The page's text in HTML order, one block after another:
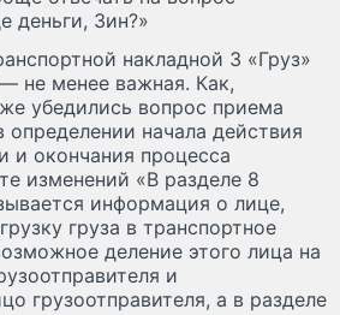
деньги, Зин?»
накладной 3 «Груз»
не менее важная. Как,
убедились вопрос приема
начала действия
и окончания процесса
изменений «В разделе 8
информация о лице,
груза в транспортное
деление этого лица на
и
грузоотправителя, а в разделе